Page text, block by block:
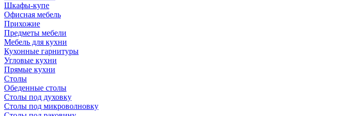
Шкафы-купе
Офисная мебель
Прихожие
Предметы мебели
Мебель для кухни
Кухонные гарнитуры
Угловые кухни
Прямые кухни
Столы
Обеденные столы
Столы под духовку
Столы под микроволновку